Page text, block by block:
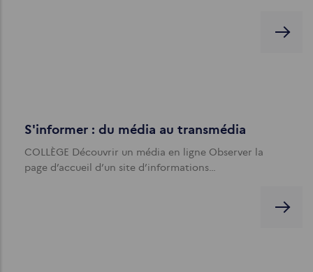
S'informer : du média au transmédia
COLLÈGE Découvrir un média en ligne Observer la
page d’accueil d’un site d’informations…